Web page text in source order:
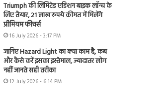
Triumph की लिमिटेड एडिशन बाइक लॉन्च के
लिए तैयार, 21 लाख रुपये कीमत में मिलेंगे
प्रीमियम फीचर्स
16 July 2026 - 3:17 PM
जानिए Hazard Light का क्या काम है, कब
और कैसे करें इसका इस्तेमाल, ज्यादातर लोग
नहीं जानते सही तरीका
12 July 2026 - 6:14 PM